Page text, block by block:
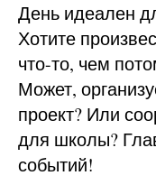
День идеален
Хотите
что-то, чем
Может,
проект? Или
для школы?
событий!